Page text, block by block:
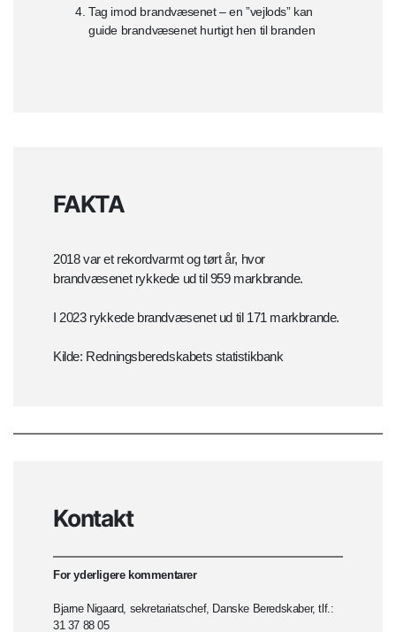
Tag imod brandvæsenet – en ”vejlods” kan
guide brandvæsenet hurtigt hen til branden
FAKTA
2018 var et rekordvarmt og tørt år, hvor
brandvæsenet rykkede ud til 959 markbrande.
I 2023 rykkede brandvæsenet ud til 171 markbrande.
Kilde: Redningsberedskabets statistikbank
Kontakt
For yderligere kommentarer
Bjarne Nigaard, sekretariatschef, Danske Beredskaber, tlf.:
31 37 88 05